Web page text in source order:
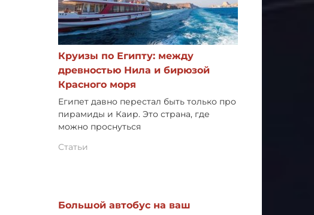
Круизы по Египту: между
древностью Нила и бирюзой
Красного моря
Египет давно перестал быть только про
пирамиды и Каир. Это страна, где
можно проснуться
Статьи
Большой автобус на ваш